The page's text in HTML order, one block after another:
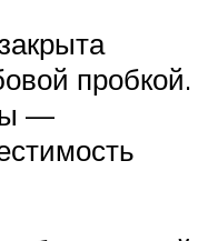
пробкой.
—